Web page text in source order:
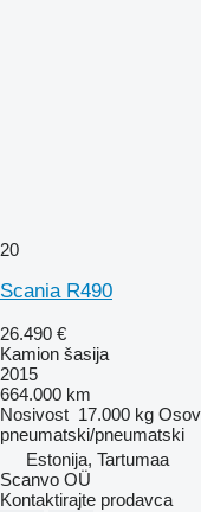
20
Scania R490
26.490 €
Kamion šasija
2015
664.000 km
Nosivost 17.000 kg
pneumatski/pneumatski
Estonija, Tartumaa
Scanvo OÜ
Kontaktirajte prodavca